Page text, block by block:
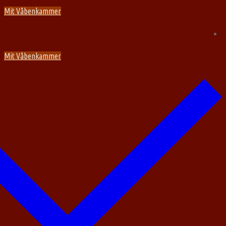
Spring
Menu
Luk
Mit Våbenkammer
Mit Våbenkammer